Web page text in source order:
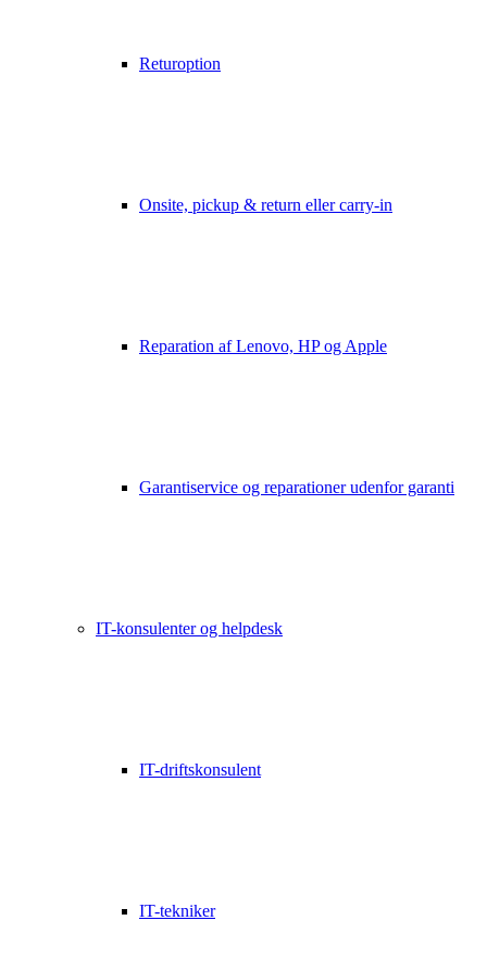
Returoption
Onsite, pickup & return eller carry-in
Reparation af Lenovo, HP og Apple
Garantiservice og reparationer udenfor garanti
IT-konsulenter og helpdesk
IT-driftskonsulent
IT-tekniker